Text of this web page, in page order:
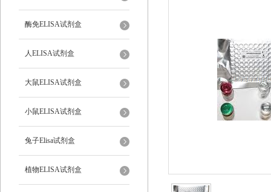
酶免ELISA试剂盒
人ELISA试剂盒
大鼠ELISA试剂盒
小鼠ELISA试剂盒
兔子Elisa试剂盒
植物ELISA试剂盒